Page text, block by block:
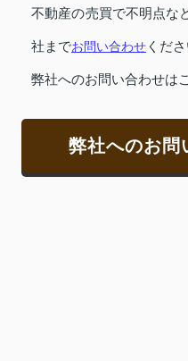
不動産の売買で不明点な
社までお問い合わせ くださ
弊社へのお問い合わせは
弊社へのお問